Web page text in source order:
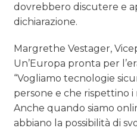
dovrebbero discutere e
dichiarazione.
Margrethe Vestager,
Un’Europa pronta per
“Vogliamo tecnologie
persone e che rispettino i
Anche quando siamo
abbiano la possibilità di